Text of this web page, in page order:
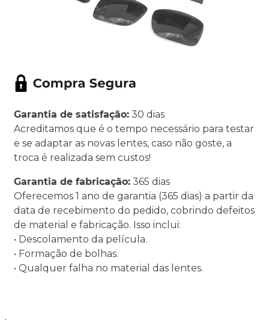
Garantia de satisfação: 30 dias
Acreditamos que é o tempo necessário para testar
e se adaptar as novas lentes, caso não goste, a
troca é realizada sem custos!
Garantia de fabricação: 365 dias
Oferecemos 1 ano de garantia (365 dias) a partir da
data de recebimento do pedido, cobrindo defeitos
de material e fabricação. Isso inclui:
• Descolamento da película.
• Formação de bolhas.
• Qualquer falha no material das lentes.
.